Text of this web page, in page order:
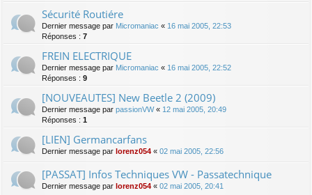
Sécurité Routiére
Dernier message par Micromaniac « 16 mai 2005, 22:53
Réponses : 7
FREIN ELECTRIQUE
Dernier message par Micromaniac « 16 mai 2005, 22:52
Réponses : 9
[NOUVEAUTES] New Beetle 2 (2009)
Dernier message par passionVW« 12 mai 2005, 20:49
Réponses : 1
[LIEN] Germancarfans
Dernier message par lorenz054 « 02 mai 2005, 22:56
[PASSAT] Infos Techniques VW - Passatechnique
Dernier message par lorenz054 « 02 mai 2005, 20:41